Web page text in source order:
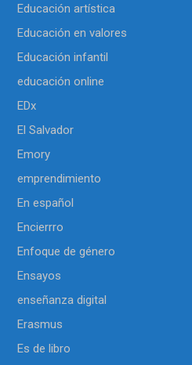
Educación artística
Educación en valores
Educación infantil
educación online
EDx
El Salvador
Emory
emprendimiento
En español
Encierrro
Enfoque de género
Ensayos
enseñanza digital
Erasmus
Es de libro